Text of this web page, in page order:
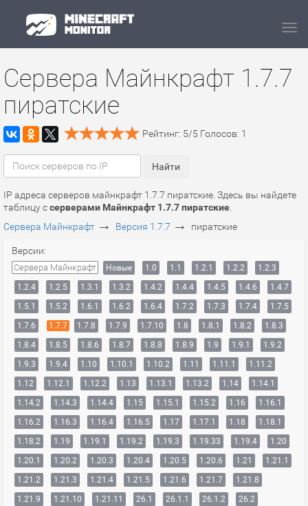
Сервера Майнкрафт 1.7.7
пиратские
Рейтинг: 5/5 Голосов: 1
IP адреса серверов майнкрафт 1.7.7 пиратские. Здесь вы найдете
таблицу ссерверами Майнкрафт 1.7.7 пиратские
Сервера Майнкрафт → Версия 1.7.7 → пиратские
Версии:
Сервера Майнкрафт Новые 1.0 1.1 1.2.1 1.2.2
1.2.3
1.2.4
1.2.5 1.3.1 1.3.2 1.4.2 1.4.4 1.4.5 1.4.6
1.4.7
1.5.1
1.5.2 1.6.1 1.6.2 1.6.4 1.7.2 1.7.3 1.7.4
1.7.5
1.7.6
1.7.7 1.7.8 1.7.9 1.7.10 1.8 1.8.1 1.8.2
1.8.3
1.8.4
1.8.5 1.8.6 1.8.7 1.8.8 1.8.9 1.9 1.9.1
1.9.2
1.9.3
1.9.4 1.10 1.10.1 1.10.2 1.11 1.11.1
1.11.2
1.12
1.12.1 1.12.2 1.13 1.13.1 1.13.2 1.14
1.14.1
1.14.2
1.14.3 1.14.4 1.15 1.15.1 1.15.2 1.16
1.16.1
1.16.2
1.16.3 1.16.4 1.16.5 1.17 1.17.1 1.18
1.18.1
1.18.2
1.19 1.19.1 1.19.2 1.19.3 1.19.33 1.19.4
1.20
1.20.1
1.20.2 1.20.3 1.20.4 1.20.5 1.20.6 1.21
1.21.1
1.21.2
1.21.3 1.21.4 1.21.5 1.21.6 1.21.7
1.21.8
1.21.9
1.21.10 1.21.11 26.1 26.1.1 26.1.2 26.2